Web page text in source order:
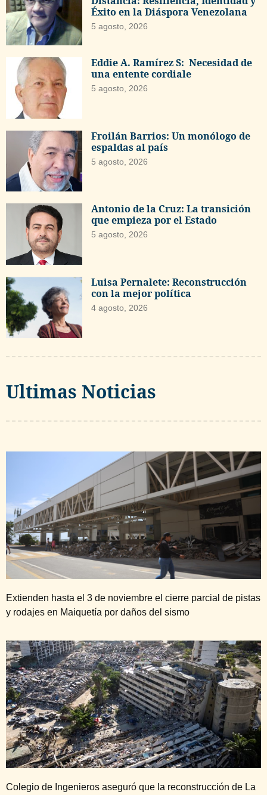
Éxito en la Diáspora Venezolana
5 agosto, 2026
Eddie A. Ramírez S: Necesidad de
una entente cordiale
5 agosto, 2026
Froilán Barrios: Un monólogo de
espaldas al país
5 agosto, 2026
Antonio de la Cruz: La transición
que empieza por el Estado
5 agosto, 2026
Luisa Pernalete: Reconstrucción
con la mejor política
4 agosto, 2026
Ultimas Noticias
Extienden hasta el 3 de noviembre el cierre parcial de pistas
y rodajes en Maiquetía por daños del sismo
Colegio de Ingenieros aseguró que la reconstrucción de La